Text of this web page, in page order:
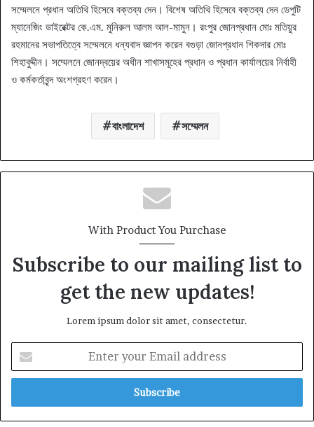
সম্মেলনে প্রধান অতিথি হিসেবে বক্তব্য দেন। বিশেষ অতিথি হিসেবে বক্তব্য দেন ডেপুটি
ম্যানেজিং ডাইরেক্টর কে.এম. মুনিরুল আলম আল-মামুন। রংপুর জোনপ্রধান মোঃ মতিয়ুর
রহমানের সভাপতিত্বে সম্মেলনে ধন্যবাদ জ্ঞাপন করেন বগুড়া জোনপ্রধান শিকদার মোঃ
শিহাবুদ্দীন। সম্মেলনে জোনদ্বয়ের অধীন শাখাসমূহের প্রধান ও প্রধান কার্যালয়ের নির্বাহী
ও কর্মকর্তাবৃন্দ অংশগ্রহণ করেন।
বাংলাদেশ সম্মেলন
With Product You Purchase
Subscribe to our mailing list to
get the new updates!
Lorem ipsum dolor sit amet, consectetur.
your
Email